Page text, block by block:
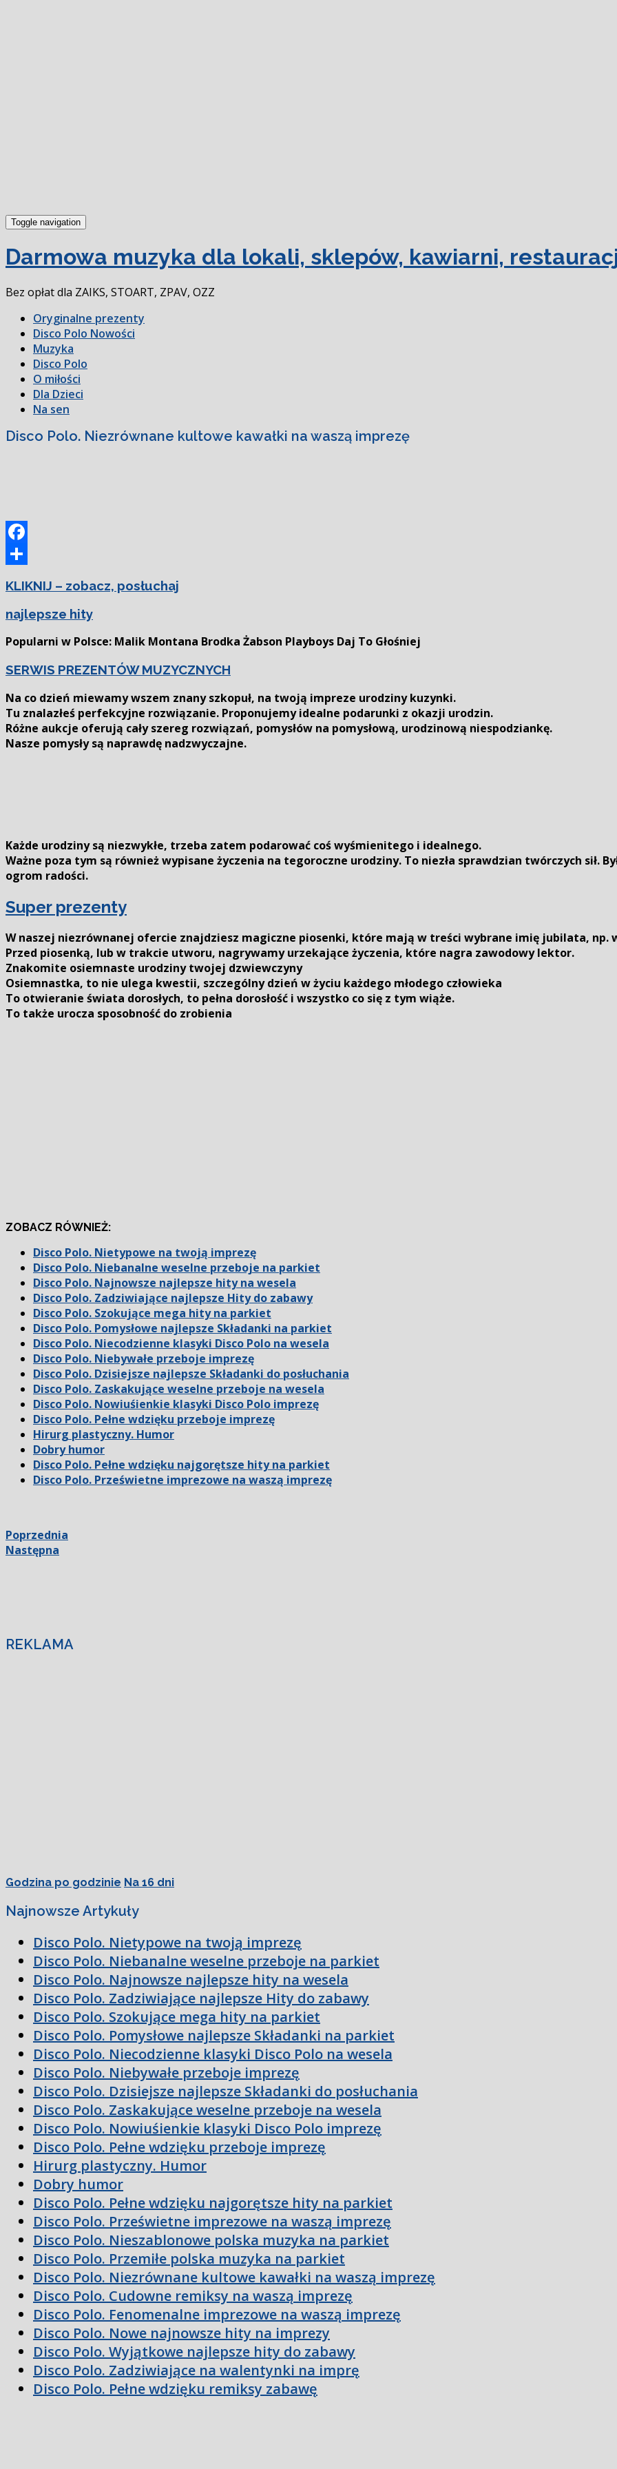
Toggle navigation
Darmowa muzyka dla lokali, sklepów, kawiarni,
Bez opłat dla ZAIKS, STOART, ZPAV, OZZ
Oryginalne prezenty
Disco Polo Nowości
Muzyka
Disco Polo
O miłości
Dla Dzieci
Na sen
Disco Polo. Niezrównane kultowe kawałki na waszą imprezę
Facebook
KLIKNIJ – zobacz, posłuchaj
najlepsze hity
Popularni w Polsce: Malik Montana Brodka Żabson Playboys Daj To Głośniej
SERWIS PREZENTÓW MUZYCZNYCH
Na co dzień miewamy wszem znany szkopuł, na twoją impreze urodziny kuzynki.
Tu znalazłeś perfekcyjne rozwiązanie. Proponujemy idealne podarunki z okazji urodzin.
Różne aukcje oferują cały szereg rozwiązań, pomysłów na pomysłową, urodzinową niespodziankę.
Nasze pomysły są naprawdę nadzwyczajne.
Każde urodziny są niezwykłe, trzeba zatem podarować coś wyśmienitego i idealnego.
Ważne poza tym są również wypisane życzenia na tegoroczne urodziny. To niezła sprawdzian twórczych sił.
ogrom radości.
Super prezenty
W naszej niezrównanej ofercie znajdziesz magiczne piosenki, które mają w treści wybrane imię jubilata, np.
Przed piosenką, lub w trakcie utworu, nagrywamy urzekające życzenia, które nagra zawodowy lektor.
Znakomite osiemnaste urodziny twojej dzwiewczyny
Osiemnastka, to nie ulega kwestii, szczególny dzień w życiu każdego młodego człowieka
To otwieranie świata dorosłych, to pełna dorosłość i wszystko co się z tym wiąże.
To także urocza sposobność do zrobienia
ZOBACZ RÓWNIEŻ:
Disco Polo. Nietypowe na twoją imprezę
Disco Polo. Niebanalne weselne przeboje na parkiet
Disco Polo. Najnowsze najlepsze hity na wesela
Disco Polo. Zadziwiające najlepsze Hity do zabawy
Disco Polo. Szokujące mega hity na parkiet
Disco Polo. Pomysłowe najlepsze Składanki na parkiet
Disco Polo. Niecodzienne klasyki Disco Polo na wesela
Disco Polo. Niebywałe przeboje imprezę
Disco Polo. Dzisiejsze najlepsze Składanki do posłuchania
Disco Polo. Zaskakujące weselne przeboje na wesela
Disco Polo. Nowiuśienkie klasyki Disco Polo imprezę
Disco Polo. Pełne wdzięku przeboje imprezę
Hirurg plastyczny. Humor
Dobry humor
Disco Polo. Pełne wdzięku najgorętsze hity na parkiet
Disco Polo. Prześwietne imprezowe na waszą imprezę
Poprzednia
Następna
REKLAMA
Godzina po godzinie Na 16 dni
Najnowsze Artykuły
Disco Polo. Nietypowe na twoją imprezę
Disco Polo. Niebanalne weselne przeboje na parkiet
Disco Polo. Najnowsze najlepsze hity na wesela
Disco Polo. Zadziwiające najlepsze Hity do zabawy
Disco Polo. Szokujące mega hity na parkiet
Disco Polo. Pomysłowe najlepsze Składanki na parkiet
Disco Polo. Niecodzienne klasyki Disco Polo na wesela
Disco Polo. Niebywałe przeboje imprezę
Disco Polo. Dzisiejsze najlepsze Składanki do posłuchania
Disco Polo. Zaskakujące weselne przeboje na wesela
Disco Polo. Nowiuśienkie klasyki Disco Polo imprezę
Disco Polo. Pełne wdzięku przeboje imprezę
Hirurg plastyczny. Humor
Dobry humor
Disco Polo. Pełne wdzięku najgorętsze hity na parkiet
Disco Polo. Prześwietne imprezowe na waszą imprezę
Disco Polo. Nieszablonowe polska muzyka na parkiet
Disco Polo. Przemiłe polska muzyka na parkiet
Disco Polo. Niezrównane kultowe kawałki na waszą imprezę
Disco Polo. Cudowne remiksy na waszą imprezę
Disco Polo. Fenomenalne imprezowe na waszą imprezę
Disco Polo. Nowe najnowsze hity na imprezy
Disco Polo. Wyjątkowe najlepsze hity do zabawy
Disco Polo. Zadziwiające na walentynki na imprę
Disco Polo. Pełne wdzięku remiksy zabawę